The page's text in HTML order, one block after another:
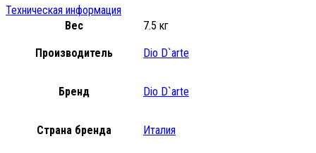
Техническая информация
Вес
7.5 кг
Производитель Dio D`arte
Бренд Dio D`arte
Страна бренда Италия